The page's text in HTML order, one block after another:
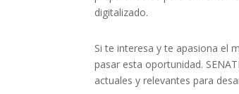
digitalizado.
Si te interesa y te apasiona el
pasar esta oportunidad.
actuales y relevantes para